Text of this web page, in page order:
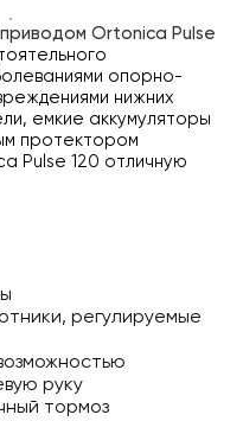
Ortonica Pulse
опорно-
нижних
емкие аккумуляторы
протектором
Pulse 120 отличную
регулируемые
руку
тормоз